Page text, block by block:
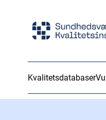
Kvalitetsdatabaser